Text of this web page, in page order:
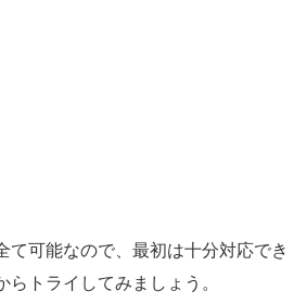
て可能なので、最初は十分対応でき
らトライしてみましょう。